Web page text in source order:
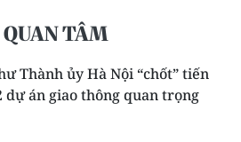
TÂM
Thành ủy Hà Nội “chốt” tiến
dự án giao thông quan trọng